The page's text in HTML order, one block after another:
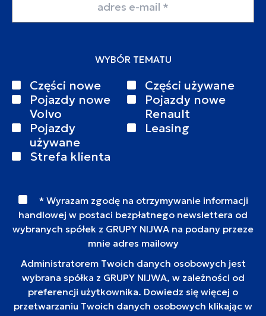
WYBÓR TEMATU
Części nowe
Części używane
Pojazdy nowe
Volvo
Pojazdy nowe
Renault
Pojazdy
używane
Leasing
Strefa klienta
* Wyrazam zgodę na otrzymywanie informacji
handlowej w postaci bezpłatnego newslettera od
wybranych spółek z GRUPY NIJWA na podany przeze
mnie adres mailowy
Administratorem Twoich danych osobowych jest
wybrana spółka z GRUPY NIJWA, w zależności od
preferencji użytkownika. Dowiedz się więcej o
przetwarzaniu Twoich danych osobowych klikając w